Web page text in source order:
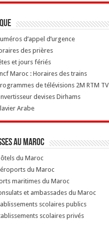
d’appel d’urgence
des prières
et jours fériés
Maroc : Horaires des trains
de télévisions 2M RTM TV
devises Dirhams
Arabe
au Maroc
du Maroc
du Maroc
maritimes du Maroc
et ambassades du Maroc
scolaires publics
scolaires privés